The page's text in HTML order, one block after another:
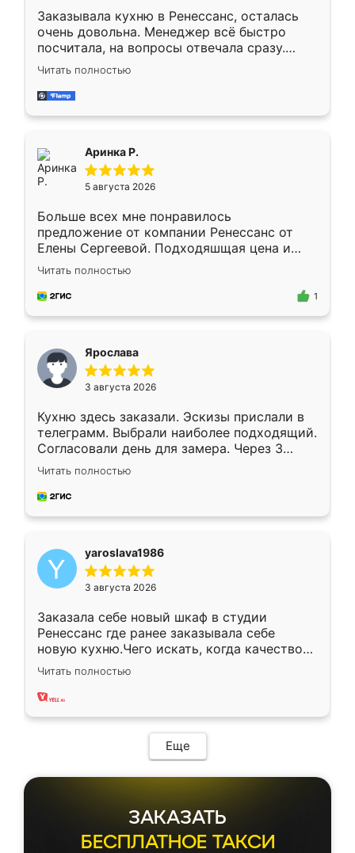
Заказывала кухню в Ренессанс, осталась
очень довольна. Менеджер всё быстро
посчитала, на вопросы отвечала сразу.
Замерщик приехал в субботу, подошёл к
делу со всей ответственностью. Собрали
за день, ребята работали аккуратно, даже
Читать полностью
Аринка Р.
5 августа 2026
Больше всех мне понравилось
предложение от компании Ренессанс от
Елены Сергеевой. Подходяшщая цена и
короткие сроки изготовления. Приехавший
для замера сотрудник Владислав
предложил по моему эскизу самый
Читать полностью
1
Ярослава
3 августа 2026
Кухню здесь заказали. Эскизы прислали в
телеграмм. Выбрали наиболее подходящий.
Согласовали день для замера. Через 3
недели кухня была уже готова. Остались
довольны работой. Спасибо Ренессанс
мебель за качественную работу!
Читать полностью
yaroslava1986
3 августа 2026
Заказала себе новый шкаф в студии
Ренессанс где ранее заказывала себе
новую кухню.Чего искать, когда качеством
вполне довольна. Служит кухня уже почти
два года, нареканий нет.
Читать полностью
Еще
ЗАКАЗАТЬ
БЕСПЛАТНОЕ ТАКСИ